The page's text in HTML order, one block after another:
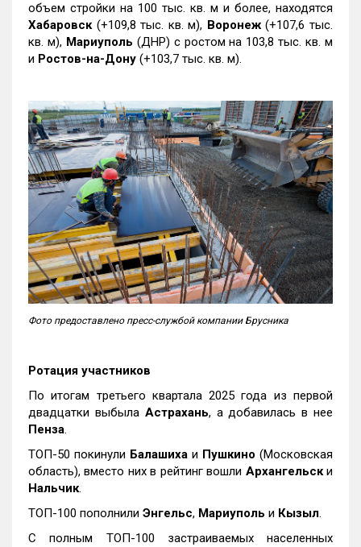
объем стройки на 100 тыс. кв. м и более, находятся
Хабаровск (+109,8 тыс. кв. м), Воронеж(+107,6 тыс.
кв. м), Мариуполь (ДНР) с ростом на 103,8 тыс. кв. м
и Ростов-на-Дону (+103,7 тыс. кв. м).
Фото предоставлено пресс-службой компании Брусника
Ротация участников
По итогам третьего квартала 2025 года из первой
двадцатки выбыла Астрахань, а добавилась в нее
Пенза.
ТОП-50 покинули Балашиха и Пушкино (Московская
область), вместо них в рейтинг вошли Архангельски
Нальчик.
ТОП-100 пополнили Энгельс, Мариуполь и Кызыл.
С полным ТОП-100 застраиваемых населенных